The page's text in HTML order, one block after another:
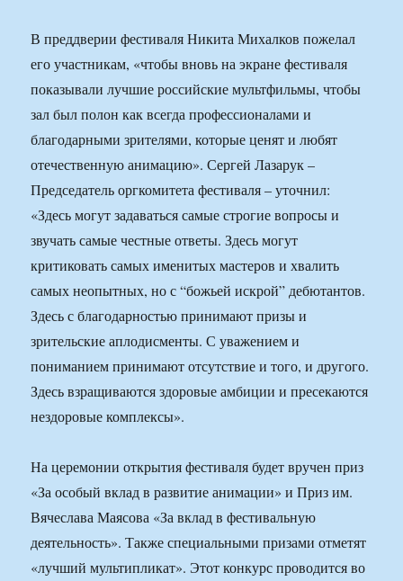
В преддверии фестиваля Никита Михалков пожелал
его участникам, «чтобы вновь на экране фестиваля
показывали лучшие российские мультфильмы, чтобы
зал был полон как всегда профессионалами и
благодарными зрителями, которые ценят и любят
отечественную анимацию». Сергей Лазарук –
Председатель оргкомитета фестиваля – уточнил:
«Здесь могут задаваться самые строгие вопросы и
звучать самые честные ответы. Здесь могут
критиковать самых именитых мастеров и хвалить
самых неопытных, но с “божьей искрой” дебютантов.
Здесь с благодарностью принимают призы и
зрительские аплодисменты. С уважением и
пониманием принимают отсутствие и того, и другого.
Здесь взращиваются здоровые амбиции и пресекаются
нездоровые комплексы».
На церемонии открытия фестиваля будет вручен приз
«За особый вклад в развитие анимации» и Приз им.
Вячеслава Маясова «За вклад в фестивальную
деятельность». Также специальными призами отметят
«лучший мультипликат». Этот конкурс проводится во